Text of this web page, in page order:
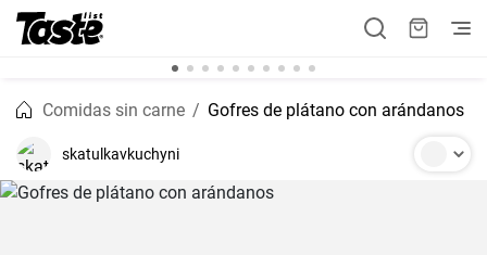
Comidas sin carne Gofres de plátano con arándanos
skatulkavkuchyni